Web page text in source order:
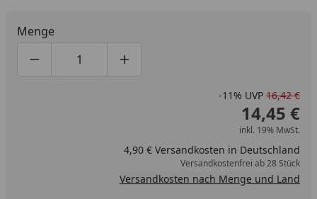
Menge
Produktmenge um eins verringern
Produktmenge manuell eingeben
Produktmenge um eins erhöhen
-11% UVP 16,42 €
14,45 €
inkl. 19% MwSt.
4,90 € Versandkosten in Deutschland
Versandkostenfrei ab 28 Stück
Versandkosten nach Menge und Land